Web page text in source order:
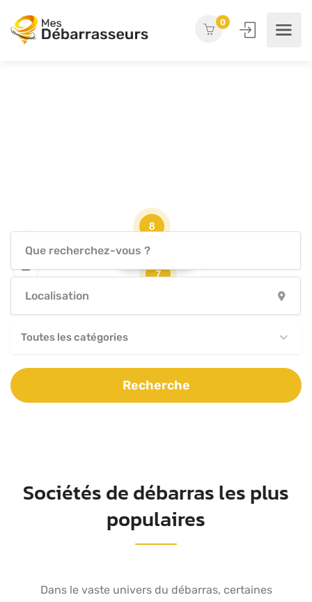
0
8
7
Toutes les catégories
Recherche
Show Map
Sociétés de débarras les plus
populaires
Dans le vaste univers du débarras, certaines